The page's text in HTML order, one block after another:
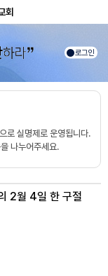
회
로그인
로 실명제로 운영됩니다.
나누어주세요.
2월 4일 한 구절